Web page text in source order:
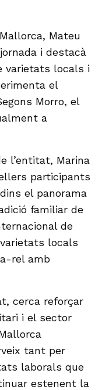
Mateu
i destacà
varietats locals i
el
Morro, el
a
l’entitat, Marina
participants
el panorama
familiar de
de
locals
rel amb
cerca reforçar
i el sector
tant per
laborals que
estenent la